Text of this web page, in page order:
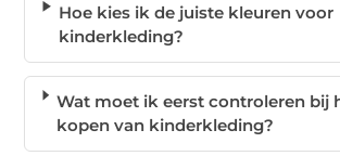
Hoe kies ik de juiste kleuren voor
kinderkleding?
Wat moet ik eerst controleren bij
kopen van kinderkleding?